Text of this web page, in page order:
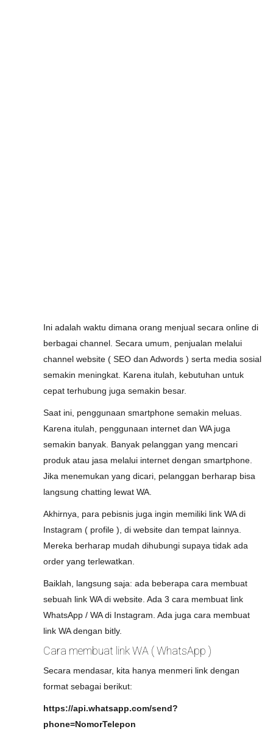
Ini adalah waktu dimana orang menjual secara online di
berbagai channel. Secara umum, penjualan melalui
channel website ( SEO dan Adwords ) serta media sosial
semakin meningkat. Karena itulah, kebutuhan untuk
cepat terhubung juga semakin besar.
Saat ini, penggunaan smartphone semakin meluas.
Karena itulah, penggunaan internet dan WA juga
semakin banyak. Banyak pelanggan yang mencari
produk atau jasa melalui internet dengan smartphone.
Jika menemukan yang dicari, pelanggan berharap bisa
langsung chatting lewat WA.
Akhirnya, para pebisnis juga ingin memiliki link WA di
Instagram ( profile ), di website dan tempat lainnya.
Mereka berharap mudah dihubungi supaya tidak ada
order yang terlewatkan.
Baiklah, langsung saja: ada beberapa cara membuat
sebuah link WA di website. Ada 3 cara membuat link
WhatsApp / WA di Instagram. Ada juga cara membuat
link WA dengan bitly.
Cara membuat link WA ( WhatsApp )
Secara mendasar, kita hanya menmeri link dengan
format sebagai berikut:
https://api.whatsapp.com/send?
phone=NomorTelepon